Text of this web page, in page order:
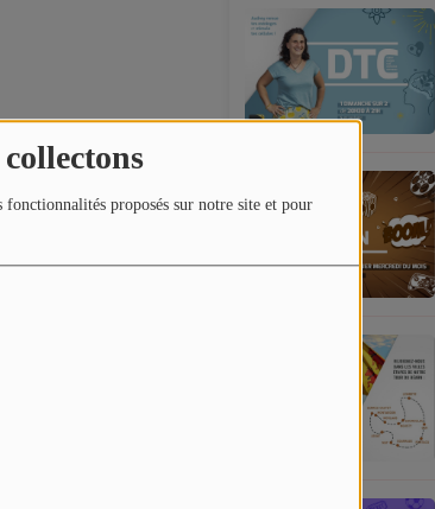
proposés sur notre site et pour